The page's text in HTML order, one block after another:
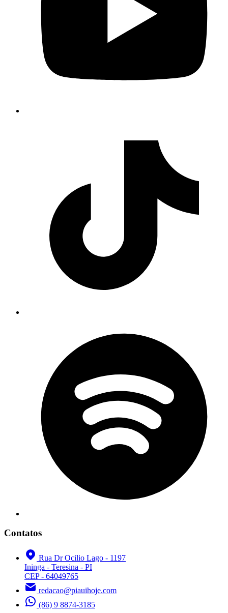
Contatos
Rua Dr Ocilio Lago - 1197
Ininga - Teresina - PI
CEP - 64049765
redacao@piauihoje.com
(86) 9 8874-3185